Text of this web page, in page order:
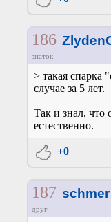
186
знаток
> такая спарка
случае за 5 лет.
Так и знал, что
естественно.
+0
187 schmer
друг